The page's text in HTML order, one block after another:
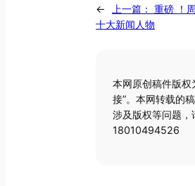
← 上一篇： 重磅 ！
十大新闻人物
本网原创稿件版权
接”。本网转载的
涉及版权等问题，
18010494526